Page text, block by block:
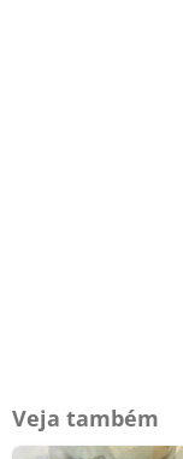
Veja também